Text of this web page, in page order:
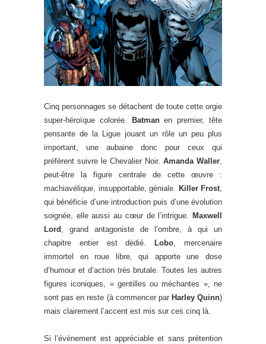
Cinq personnages se détachent de toute cette orgie
super-héroïque colorée.
Batmanen premier, tête
pensante de la Ligue jouant un rôle un peu plus
important, une aubaine donc pour ceux qui
préfèrent suivre le Chevalier Noir. Amanda Waller,
peut-être la figure centrale de cette œuvre :
machiavélique, insupportable, géniale. Killer Frost,
qui bénéficie d’une introduction puis d’une évolution
soignée, elle aussi au cœur de l’intrigue. Maxwell
Lord , grand antagoniste de l’ombre, à qui un
chapitre entier est dédié.
Lobo, mercenaire
immortel en roue libre, qui apporte une dose
d’humour et d’action très brutale. Toutes les autres
figures iconiques, « gentilles ou méchantes », ne
sont pas en reste (à commencer par Harley Quinn)
mais clairement l’accent est mis sur ces cinq là.
Si l’évènement est appréciable et sans prétention